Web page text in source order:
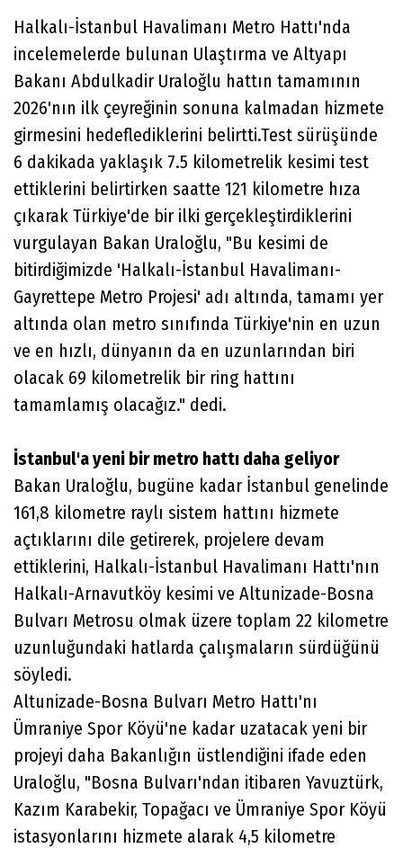
Halkalı-İstanbul Havalimanı Metro Hattı'nda
incelemelerde bulunan Ulaştırma ve Altyapı
Bakanı Abdulkadir Uraloğlu hattın tamamının
2026'nın ilk çeyreğinin sonuna kalmadan hizmete
girmesini hedeflediklerini belirtti.Test sürüşünde
6 dakikada yaklaşık 7.5 kilometrelik kesimi test
ettiklerini belirtirken saatte 121 kilometre hıza
çıkarak Türkiye'de bir ilki gerçekleştirdiklerini
vurgulayan Bakan Uraloğlu, "Bu kesimi de
bitirdiğimizde 'Halkalı-İstanbul Havalimanı-
Gayrettepe Metro Projesi' adı altında, tamamı yer
altında olan metro sınıfında Türkiye'nin en uzun
ve en hızlı, dünyanın da en uzunlarından biri
olacak 69 kilometrelik bir ring hattını
tamamlamış olacağız." dedi.
İstanbul'a yeni bir metro hattı daha geliyor
Bakan Uraloğlu, bugüne kadar İstanbul genelinde
161,8 kilometre raylı sistem hattını hizmete
açtıklarını dile getirerek, projelere devam
ettiklerini, Halkalı-İstanbul Havalimanı Hattı'nın
Halkalı-Arnavutköy kesimi ve Altunizade-Bosna
Bulvarı Metrosu olmak üzere toplam 22 kilometre
uzunluğundaki hatlarda çalışmaların sürdüğünü
söyledi.
Altunizade-Bosna Bulvarı Metro Hattı'nı
Ümraniye Spor Köyü'ne kadar uzatacak yeni bir
projeyi daha Bakanlığın üstlendiğini ifade eden
Uraloğlu, "Bosna Bulvarı'ndan itibaren Yavuztürk,
Kazım Karabekir, Topağacı ve Ümraniye Spor Köyü
istasyonlarını hizmete alarak 4,5 kilometre